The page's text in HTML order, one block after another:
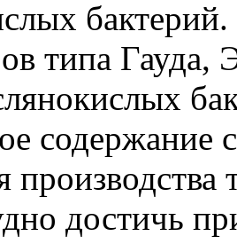
типа Гауда,
содержание
достичь